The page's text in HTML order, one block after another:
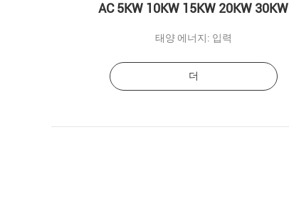
AC 5KW 10KW 15KW 20KW 30KW
태양 에너지: 입력
더